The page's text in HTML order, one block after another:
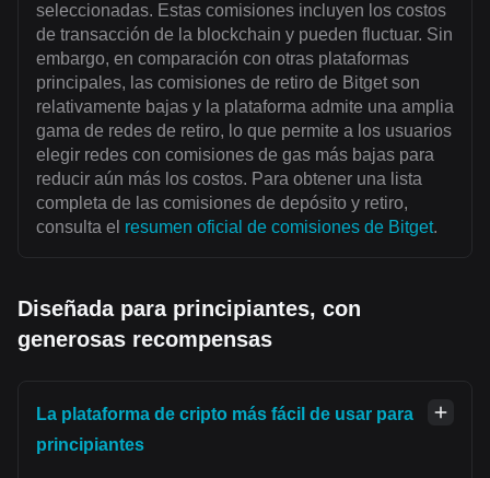
seleccionadas. Estas comisiones incluyen los costos
de transacción de la blockchain y pueden fluctuar. Sin
embargo, en comparación con otras plataformas
principales, las comisiones de retiro de Bitget son
relativamente bajas y la plataforma admite una amplia
gama de redes de retiro, lo que permite a los usuarios
elegir redes con comisiones de gas más bajas para
reducir aún más los costos. Para obtener una lista
completa de las comisiones de depósito y retiro,
consulta el resumen oficial de comisiones de Bitget.
Diseñada para principiantes, con
generosas recompensas
La plataforma de cripto más fácil de usar para
principiantes